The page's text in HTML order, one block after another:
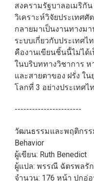
สงครามรัฐบาลอเมริกั
วิเคราะห์วิจัยประเทศ
กลายมาเป็นงานทางม
ระบบเกี่ยวกับประเทศ
คืองานเขียนชิ้นนี้ไม่ได้เ
ในบริบททางวิชาการ
และสายตาของ ฝรั่ง ใ
โลกที่ 3 อย่างประเทศไ
-----------------------
วัฒนธรรมและพฤติกรร
Behavior
ผู้เขียน: Ruth Benedict
ผู้แปล: พรรณี ฉัตรพลรั
จำนวน: 176 หน้า ปกอ่